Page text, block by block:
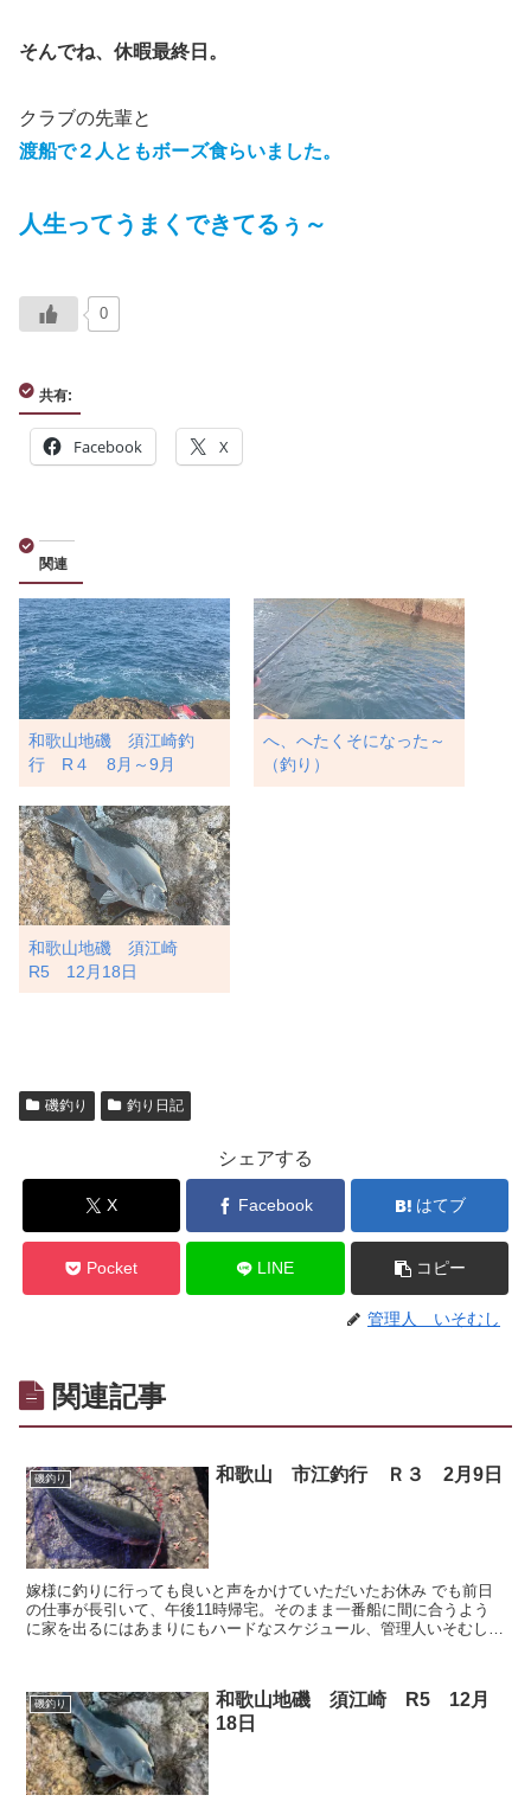
そんでね、休暇最終日。
クラブの先輩と
渡船で２人ともボーズ食らいました。
人生ってうまくできてるぅ～
0
共有:
Facebook X
関連
和歌山地磯 須江崎釣
行 R４ 8月～9月
へ、へたくそになった～
（釣り）
和歌山地磯 須江崎
R5 12月18日
磯釣り 釣り日記
シェアする
X Facebook はてブ
Pocket LINE コピー
管理人 いそむし
関連記事
磯釣り 和歌山 市江釣行 Ｒ３ 2月9日
嫁様に釣りに行っても良いと声をかけていただいたお休み でも前日
の仕事が長引いて、午後11時帰宅。そのまま一番船に間に合うよう
に家を出るにはあまりにもハードなスケジュール、管理人いそむしの
磯釣り
和歌山地磯 須江崎 R5 12月
18日